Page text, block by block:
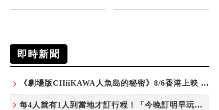
即時新聞
《劇場版CHiiKAWA人魚島的秘密》8/6香港上映 天星小輪變身吉伊卡哇主題渡輪乘風啟航
每4人就有1人到當地才訂行程！「今晚訂明早玩」早鳥也享8折優惠 P人、J人同步滿足